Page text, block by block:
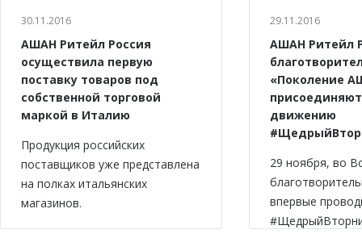
30.11.2016
АШАН Ритейл Россия
осуществила первую
поставку товаров под
собственной торговой
маркой в Италию
Продукция российских
поставщиков уже представлена
на полках итальянских
магазинов.
29.11.2016
АШАН Ритейл
«Поколение
движению
29 ноября, во
впервые